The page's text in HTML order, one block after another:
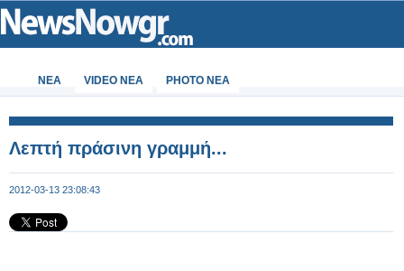
ΝΕΑ VIDEO NEA PHOTO NEA
Λεπτή πράσινη γραμμή...
2012-03-13 23:08:43